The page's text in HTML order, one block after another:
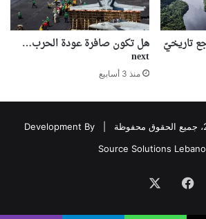
تاريخيّ هل تكون صافرة عودة الحرب…
next
منذ 3 أسابيع
Development By
Source Solutions
فيسبوك